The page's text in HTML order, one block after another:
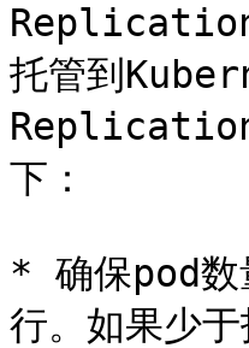
Replication
托管到
Replication
下：
* 确保pod数
行。如果少